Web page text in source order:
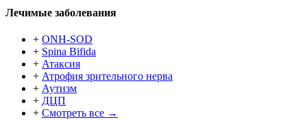
Лечимые заболевания
+ ONH-SOD
+ Spina Bifida
+ Атаксия
+ Атрофия зрительного нерва
+ Аутизм
+ ДЦП
+ Смотреть все →